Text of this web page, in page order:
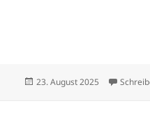
Veröffentlicht
23. August 2025